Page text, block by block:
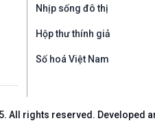
Nhịp sống đô thị
Hộp thư thính giả
Số hoá Việt Nam
All rights reserved. Developed